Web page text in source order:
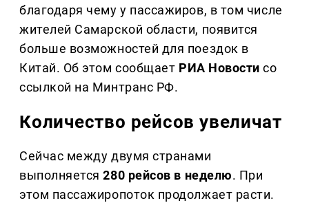
благодаря чему у пассажиров, в том числе
жителей Самарской области, появится
больше возможностей для поездок в
Китай. Об этом сообщает РИА Новости со
ссылкой на Минтранс РФ.
Количество рейсов увеличат
Сейчас между двумя странами
выполняется280 рейсов в неделю. При
этом пассажиропоток продолжает расти.